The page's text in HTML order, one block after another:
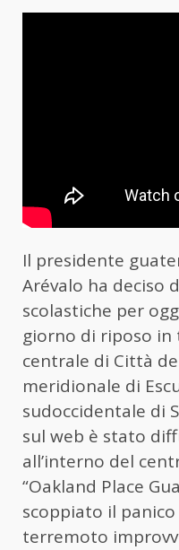
Il presidente
Arévalo ha deciso
scolastiche per
giorno di riposo
centrale di Città
meridionale di
sudoccidentale di
sul web è stato
all’interno del
“Oakland Place
scoppiato il
terremoto